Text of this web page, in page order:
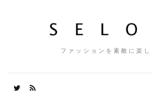
ファッションを素敵に楽